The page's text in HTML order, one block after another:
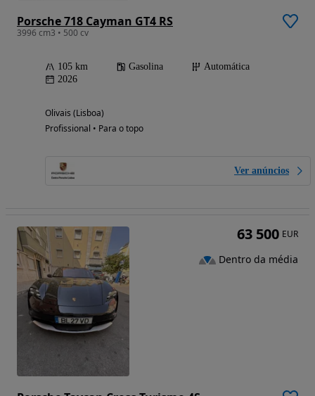
Porsche 718 Cayman GT4 RS
3996 cm3 • 500 cv
105 km Gasolina
Automática
2026
Olivais (Lisboa)
Profissional • Para o topo
Ver anúncios
63 500 EUR
Dentro da média